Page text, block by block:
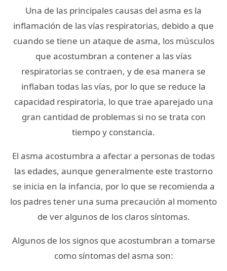
Una de las principales causas del asma es la
inflamación de las vías respiratorias, debido a que
cuando se tiene un ataque de asma, los músculos
que acostumbran a contener a las vías
respiratorias se contraen, y de esa manera se
inflaban todas las vías, por lo que se reduce la
capacidad respiratoria, lo que trae aparejado una
gran cantidad de problemas si no se trata con
tiempo y constancia.
El asma acostumbra a afectar a personas de todas
las edades, aunque generalmente este trastorno
se inicia en la infancia, por lo que se recomienda a
los padres tener una suma precaución al momento
de ver algunos de los claros síntomas.
Algunos de los signos que acostumbran a tomarse
como síntomas del asma son: